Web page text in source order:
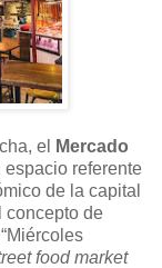
el
Mercado
referente
de la capital
concepto de
food market